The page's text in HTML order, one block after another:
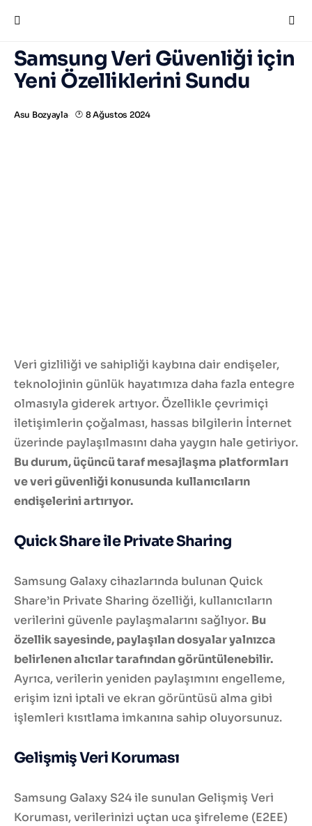
Samsung Veri Güvenliği için
Yeni Özelliklerini Sundu
Asu Bozyayla 8 Ağustos 2024
Veri gizliliği ve sahipliği kaybına dair endişeler,
teknolojinin günlük hayatımıza daha fazla entegre
olmasıyla giderek artıyor. Özellikle çevrimiçi
iletişimlerin çoğalması, hassas bilgilerin İnternet
üzerinde paylaşılmasını daha yaygın hale getiriyor.
Bu durum, üçüncü taraf mesajlaşma platformları
ve veri güvenliği konusunda kullanıcıların
endişelerini artırıyor.
Quick Share ile Private Sharing
Samsung Galaxy cihazlarında bulunan Quick
Share’in Private Sharing özelliği, kullanıcıların
verilerini güvenle paylaşmalarını sağlıyor. Bu
özellik sayesinde, paylaşılan dosyalar yalnızca
belirlenen alıcılar tarafından görüntülenebilir.
Ayrıca, verilerin yeniden paylaşımını engelleme,
erişim izni iptali ve ekran görüntüsü alma gibi
işlemleri kısıtlama imkanına sahip oluyorsunuz.
Gelişmiş Veri Koruması
Samsung Galaxy S24 ile sunulan Gelişmiş Veri
Koruması, verilerinizi uçtan uca şifreleme (E2EE)